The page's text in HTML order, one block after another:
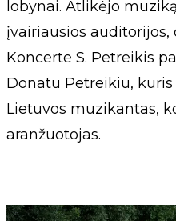
lobynai. Atlikėjo
įvairiausios auditorijos,
Koncerte S. Petreikis
Donatu Petreikiu,
Lietuvos muzikantas,
aranžuotojas.